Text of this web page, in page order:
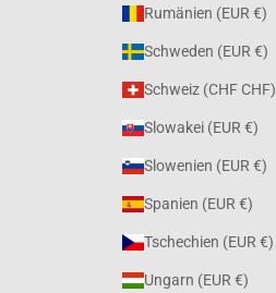
Rumänien (EUR €)
Schweden (EUR €)
Schweiz (CHF CHF)
Slowakei (EUR €)
Slowenien (EUR €)
Spanien (EUR €)
Tschechien (EUR €)
Ungarn (EUR €)